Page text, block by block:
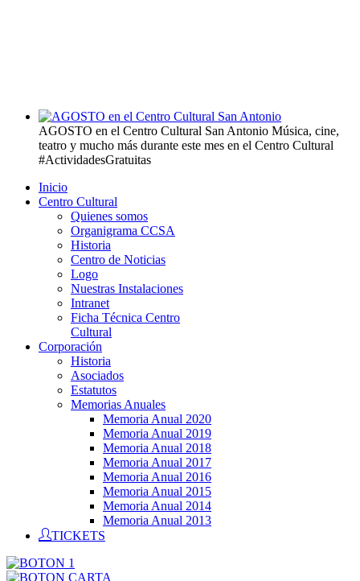
AGOSTO en el Centro Cultural San Antonio Música, cine,
teatro y mucho más durante este mes en el Centro Cultural
#ActividadesGratuitas
Inicio
Centro Cultural
Quienes somos
Organigrama CCSA
Historia
Centro de Noticias
Logo
Nuestras Instalaciones
Intranet
Ficha Técnica Centro
Cultural
Corporación
Historia
Asociados
Estatutos
Memorias Anuales
Memoria Anual 2020
Memoria Anual 2019
Memoria Anual 2018
Memoria Anual 2017
Memoria Anual 2016
Memoria Anual 2015
Memoria Anual 2014
Memoria Anual 2013
TICKETS